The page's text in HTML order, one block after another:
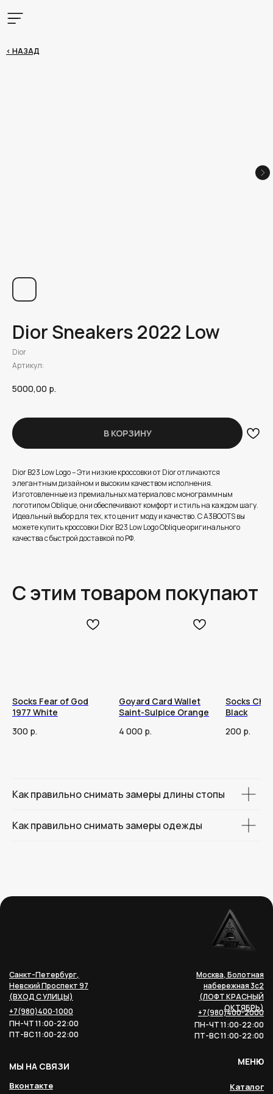
< НАЗАД
Dior Sneakers 2022 Low
Dior
Артикул:
5000,00 р.
В КОРЗИНУ
Dior B23 Low Logo – Эти низкие кроссовки от Dior отличаются
элегантным дизайном и высоким качеством исполнения.
Изготовленные из премиальных материалов с монограммным
логотипом Oblique, они обеспечивают комфорт и стиль на каждом шагу.
Идеальный выбор для тех, кто ценит моду и качество. С A3BOOTS вы
можете купить кроссовки Dior B23 Low Logo Oblique оригинального
качества с быстрой доставкой по РФ.
С этим товаром покупают
Socks Fear of God
1977 White
300 р.
Goyard Card Wallet
Saint-Sulpice Orange
4 000 р.
Socks
Black
200 р.
Как правильно снимать замеры длины стопы
Как правильно снимать замеры одежды
Санкт-Петербург,
Невский Проспект 97
(ВХОД С УЛИЦЫ)
+7(980)400-1000
ПН-ЧТ 11:00-22:00
ПТ-ВС 11:00-22:00
Москва, Болотная
набережная 3с2
(ЛОФТ КРАСНЫЙ
ОКТЯБРЬ)
+7(980)400-2000
ПН-ЧТ 11:00-22:00
ПТ-ВС 11:00-22:00
МЕНЮ
Каталог
МЫ НА СВЯЗИ
Вконтакте